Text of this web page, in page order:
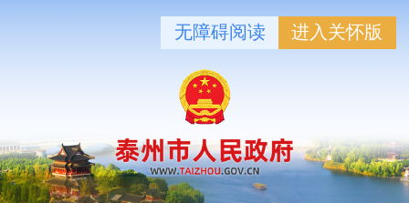
无障碍阅读 进入关怀版